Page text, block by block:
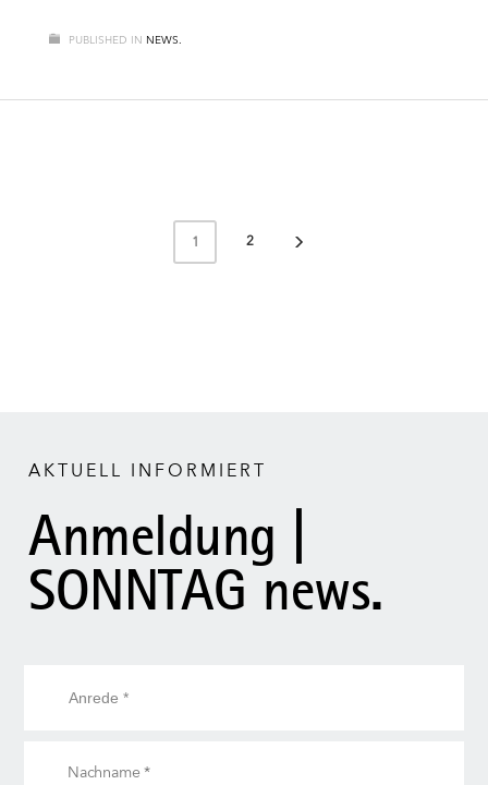
PUBLISHED IN NEWS.
1 2
AKTUELL INFORMIERT
Anmeldung |
SONNTAG news.